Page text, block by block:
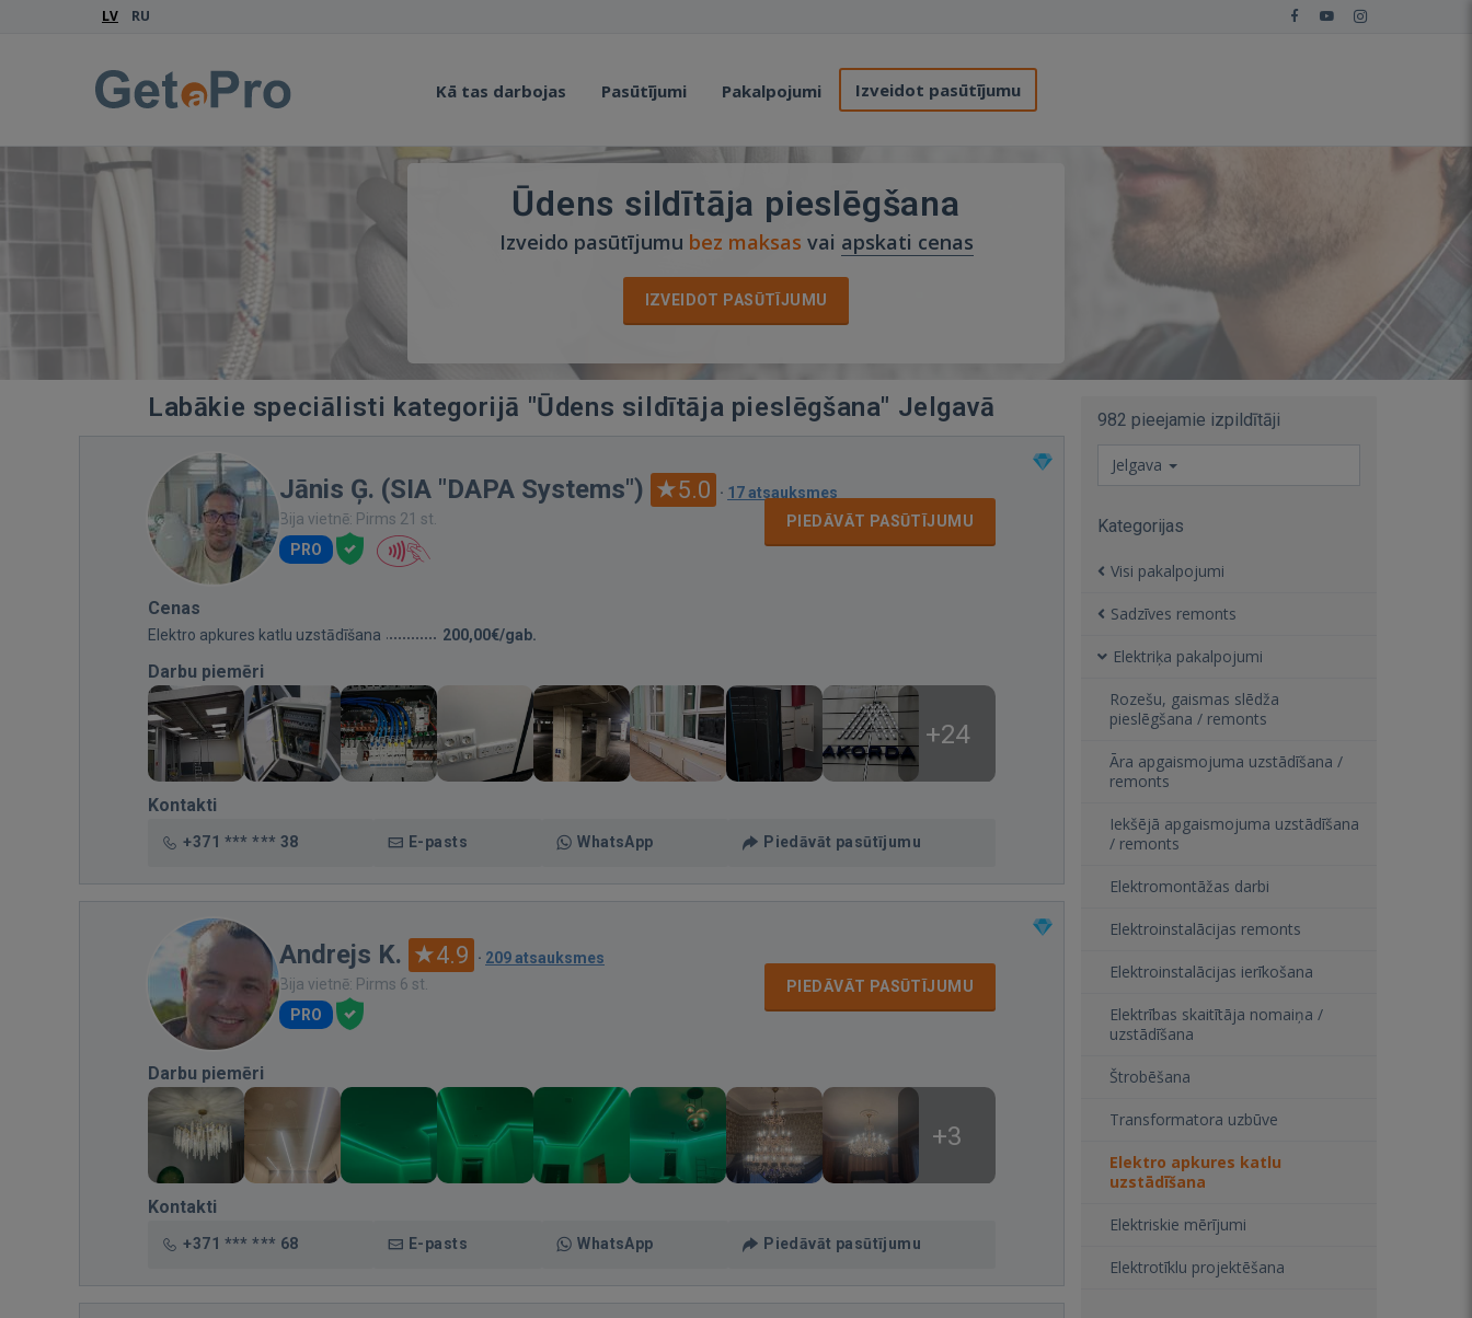
LV RU
Kā tas darbojas Pasūtījumi Pakalpojumi Izveidot pasūtījumu
Ūdens sildītāja pieslēgšana
Izveido pasūtījumu bez maksas vai apskati cenas
IZVEIDOT PASŪTĪJUMU
Labākie speciālisti kategorijā "Ūdens sildītāja pieslēgšana" Jelgavā
Jānis Ģ. (SIA "DAPA Systems") 5.0 · 17 atsauksmes
Bija vietnē: Pirms 21 st.
PRO
PIEDĀVĀT PASŪTĪJUMU
Cenas
Elektro apkures katlu uzstādīšana 200,00€/gab.
Darbu piemēri
+24
Kontakti
+371 *** *** 38 E-pasts WhatsApp Piedāvāt pasūtījumu
Andrejs K. 4.9 · 209 atsauksmes
Bija vietnē: Pirms 6 st.
PRO
PIEDĀVĀT PASŪTĪJUMU
Darbu piemēri
+3
Kontakti
+371 *** *** 68 E-pasts WhatsApp Piedāvāt pasūtījumu
982 pieejamie izpildītāji
Jelgava
Kategorijas
Visi pakalpojumi
Sadzīves remonts
Elektriķa pakalpojumi
Rozešu, gaismas slēdža
pieslēgšana / remonts
Āra apgaismojuma uzstādīšana /
remonts
Iekšējā apgaismojuma uzstādīšana
/ remonts
Elektromontāžas darbi
Elektroinstalācijas remonts
Elektroinstalācijas ierīkošana
Elektrības skaitītāja nomaiņa /
uzstādīšana
Štrobēšana
Transformatora uzbūve
Elektro apkures katlu
uzstādīšana
Elektriskie mērījumi
Elektrotīklu projektēšana